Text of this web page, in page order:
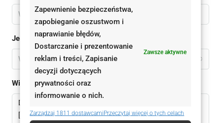
Zapewnienie bezpieczeństwa,
zapobieganie oszustwom i
naprawianie błędów,
Dostarczanie i prezentowanie
reklam i treści, Zapisanie
decyzji dotyczących
prywatności oraz
informowanie o nich.
Zawsze aktywne
Zarządzaj 1811 dostawcamiPrzeczytaj więcej o tych celach
Jestem
Wybierz
Wiadomomść